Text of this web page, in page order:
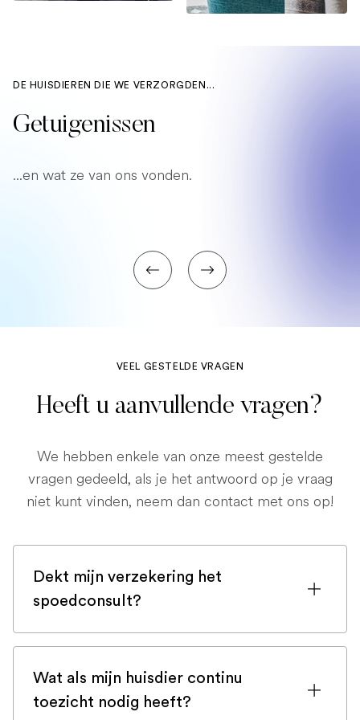
DE HUISDIEREN DIE WE VERZORGDEN...
Getuigenissen
...en wat ze van ons vonden.
VEEL GESTELDE VRAGEN
Heeft u aanvullende vragen?
We hebben enkele van onze meest gestelde
vragen gedeeld, als je het antwoord op je vraag
niet kunt vinden, neem dan contact met ons op!
Dekt mijn verzekering het
spoedconsult?
Als u bent ingeschreven bij een
dat een spoedconsult wordt gedekt.
Maar controleer voor de zekerheid uw
Wat als mijn huisdier continu
toezicht nodig heeft?